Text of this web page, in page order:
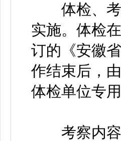
体检、考
实施。体检
订的《安徽
作结束后，
体检单位专用
考察内容